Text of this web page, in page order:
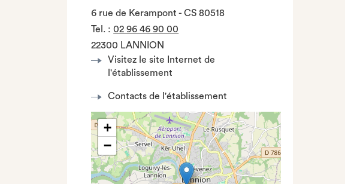
6 rue de Kerampont - CS 80518
Tel. :02 96 46 90 00
22300 LANNION
Visitez le site Internet de
l'établissement
Contacts de l'établissement
+
−